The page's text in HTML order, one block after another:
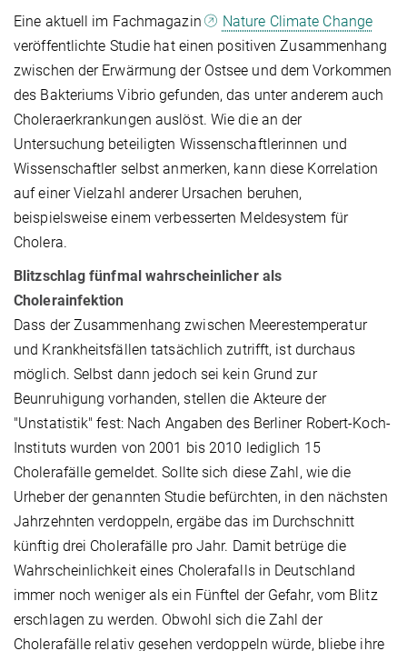
Eine aktuell im Fachmagazin
Nature Climate Change
veröffentlichte Studie hat einen positiven Zusammenhang
zwischen der Erwärmung der Ostsee und dem Vorkommen
des Bakteriums Vibrio gefunden, das unter anderem auch
Choleraerkrankungen auslöst. Wie die an der
Untersuchung beteiligten Wissenschaftlerinnen und
Wissenschaftler selbst anmerken, kann diese Korrelation
auf einer Vielzahl anderer Ursachen beruhen,
beispielsweise einem verbesserten Meldesystem für
Cholera.
Blitzschlag fünfmal wahrscheinlicher als
Cholerainfektion
Dass der Zusammenhang zwischen Meerestemperatur
und Krankheitsfällen tatsächlich zutrifft, ist durchaus
möglich. Selbst dann jedoch sei kein Grund zur
Beunruhigung vorhanden, stellen die Akteure der
"Unstatistik" fest: Nach Angaben des Berliner Robert-Koch-
Instituts wurden von 2001 bis 2010 lediglich 15
Cholerafälle gemeldet. Sollte sich diese Zahl, wie die
Urheber der genannten Studie befürchten, in den nächsten
Jahrzehnten verdoppeln, ergäbe das im Durchschnitt
künftig drei Cholerafälle pro Jahr. Damit betrüge die
Wahrscheinlichkeit eines Cholerafalls in Deutschland
immer noch weniger als ein Fünftel der Gefahr, vom Blitz
erschlagen zu werden. Obwohl sich die Zahl der
Cholerafälle relativ gesehen verdoppeln würde, bliebe ihre